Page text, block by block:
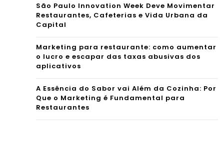
São Paulo Innovation Week Deve Movimentar
Restaurantes, Cafeterias e Vida Urbana da
Capital
Marketing para restaurante: como aumentar
o lucro e escapar das taxas abusivas dos
aplicativos
A Essência do Sabor vai Além da Cozinha: Por
Que o Marketing é Fundamental para
Restaurantes